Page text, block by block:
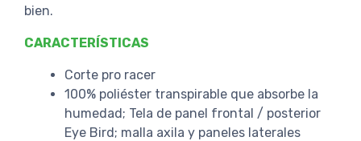
bien.
CARACTERÍSTICAS
Corte pro racer
100% poliéster transpirable que absorbe la
humedad; Tela de panel frontal / posterior
Eye Bird; malla axila y paneles laterales